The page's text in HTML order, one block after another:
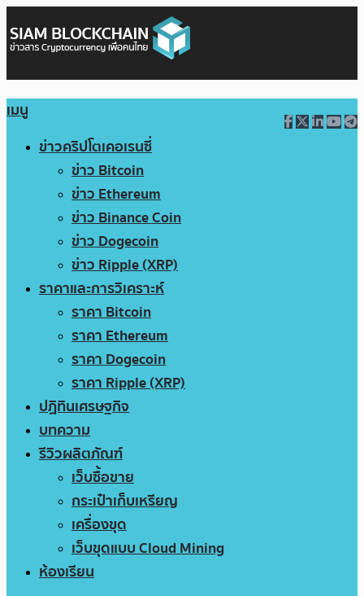
เมนู
ข่าวคริปโตเคอเรนซี่
ข่าว Bitcoin
ข่าว Ethereum
ข่าว Binance Coin
ข่าว Dogecoin
ข่าว Ripple (XRP)
ราคาและการวิเคราะห์
ราคา Bitcoin
ราคา Ethereum
ราคา Dogecoin
ราคา Ripple (XRP)
ปฏิทินเศรษฐกิจ
บทความ
รีวิวผลิตภัณฑ์
เว็บซื้อขาย
กระเป๋าเก็บเหรียญ
เครื่องขุด
เว็บขุดแบบ Cloud Mining
ห้องเรียน